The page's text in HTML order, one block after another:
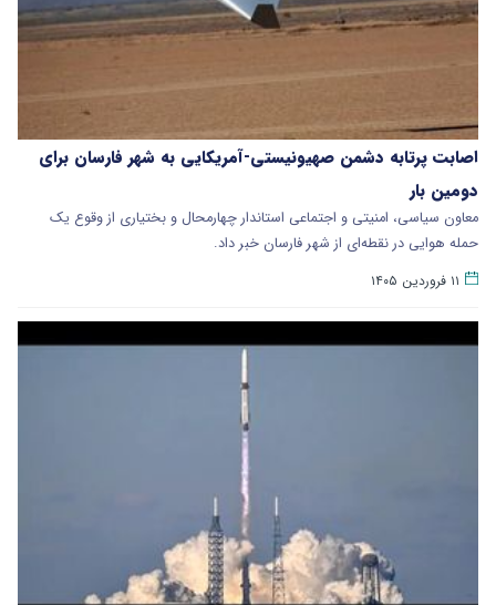
اصابت پرتابه دشمن صهیونیستی-آمریکایی به شهر فارسان برای
دومین بار
معاون سیاسی، امنیتی و اجتماعی استاندار چهارمحال و بختیاری از وقوع یک
حمله هوایی در نقطه‌ای از شهر فارسان خبر داد.
۱۱ فروردین ۱۴۰۵